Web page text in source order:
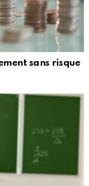
sans risque